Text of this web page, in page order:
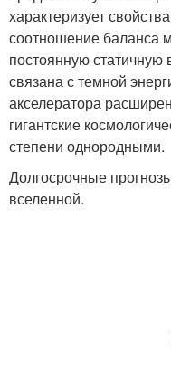
характеризует
соотношение баланса
постоянную статичную
связана с темной
акселератора
гигантские
степени однородными.
Долгосрочные
вселенной.